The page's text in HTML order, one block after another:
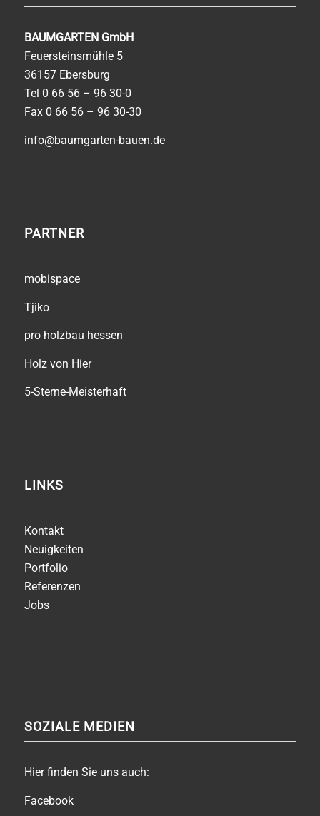
BAUMGARTEN GmbH
Feuersteinsmühle 5
36157 Ebersburg
Tel 0 66 56 – 96 30-0
Fax 0 66 56 – 96 30-30
info@baumgarten-bauen.de
PARTNER
mobispace
Tjiko
pro holzbau hessen
Holz von Hier
5-Sterne-Meisterhaft
LINKS
Kontakt
Neuigkeiten
Portfolio
Referenzen
Jobs
SOZIALE MEDIEN
Hier finden Sie uns auch:
Facebook